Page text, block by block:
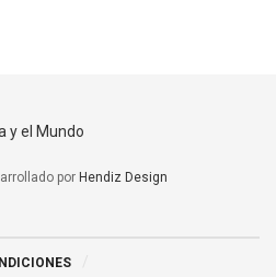
por Hendiz Design